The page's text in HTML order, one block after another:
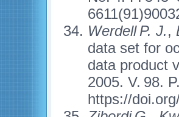
Werdell P. J.,
data set for
data product
2005. V. 98.
https://